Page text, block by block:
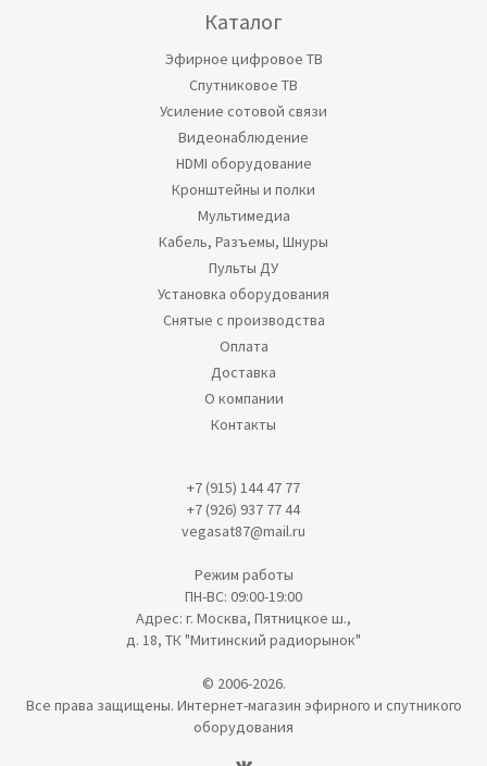
Каталог
Эфирное цифровое ТВ
Спутниковое ТВ
Усиление сотовой связи
Видеонаблюдение
HDMI оборудование
Кронштейны и полки
Мультимедиа
Кабель, Разъемы, Шнуры
Пульты ДУ
Установка оборудования
Снятые с производства
Оплата
Доставка
О компании
Контакты
+7 (915) 144 47 77
+7 (926) 937 77 44
vegasat87@mail.ru
Режим работы
ПН-ВС: 09:00-19:00
Адрес: г. Москва, Пятницкое ш.,
д. 18, ТК "Митинский радиорынок"
© 2006-2026.
Все права защищены. Интернет-магазин эфирного и спутникого
оборудования